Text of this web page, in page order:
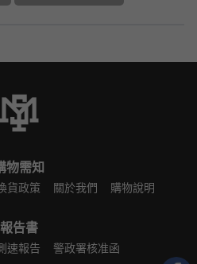
物需知
貨政策 關於我們 購物說明
報告書
速報告 警政署核准函